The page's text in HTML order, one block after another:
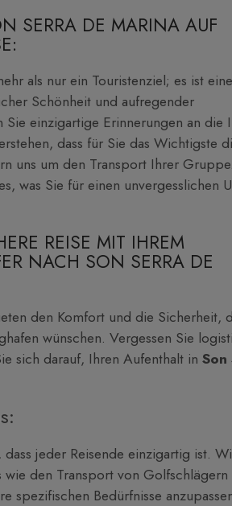
SERRA DE MARINA AUF
als nur ein Touristenziel; es ist eine
Schönheit und aufregender
Sie einzigartige Erinnerungen an die
dass für Sie das Wichtigste
uns um den Transport Ihrer
was Sie für einen unvergesslichen
REISE MIT IHREM
NACH SON SERRA DE
den Komfort und die Sicherheit,
wünschen. Vergessen Sie
sich darauf, Ihren Aufenthalt in Son
dass jeder Reisende einzigartig ist.
wie den Transport von
spezifischen Bedürfnisse